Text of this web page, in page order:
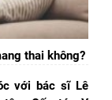
thai không?
với bác sĩ Lê